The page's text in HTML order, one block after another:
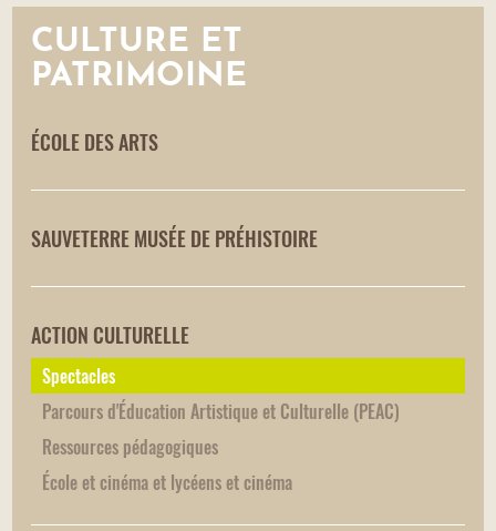
CULTURE ET
PATRIMOINE
ÉCOLE DES ARTS
SAUVETERRE MUSÉE DE PRÉHISTOIRE
ACTION CULTURELLE
Spectacles
Parcours d'Éducation Artistique et Culturelle (PEAC)
Ressources pédagogiques
École et cinéma et lycéens et cinéma